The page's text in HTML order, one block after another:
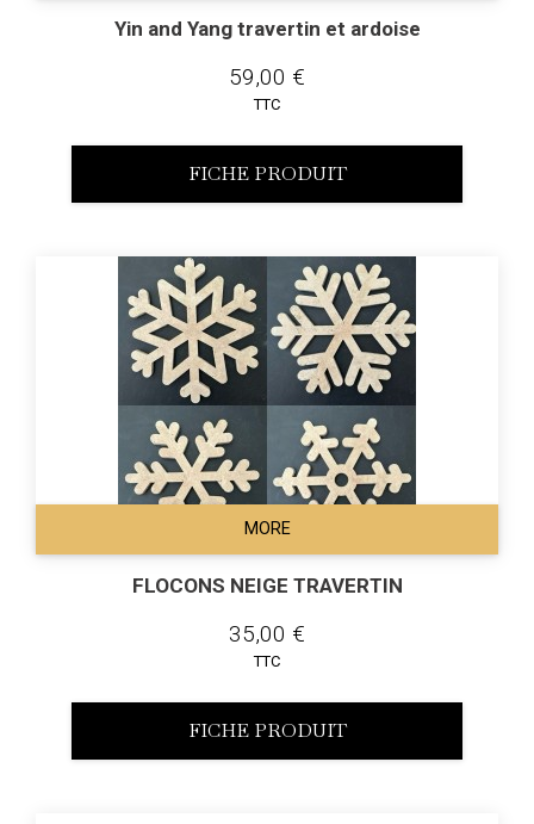
Yin and Yang travertin et ardoise
59,00 €
TTC
FICHE PRODUIT
MORE
FLOCONS NEIGE TRAVERTIN
35,00 €
TTC
FICHE PRODUIT